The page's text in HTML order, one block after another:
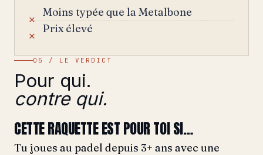
Moins typée que la Metalbone
Prix élevé
05 / LE VERDICT
Pour qui.
contre qui.
CETTE RAQUETTE EST POUR TOI SI…
Tu joues au padel depuis 3+ ans avec une